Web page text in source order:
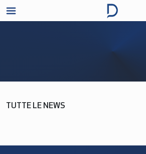
TUTTE LE NEWS